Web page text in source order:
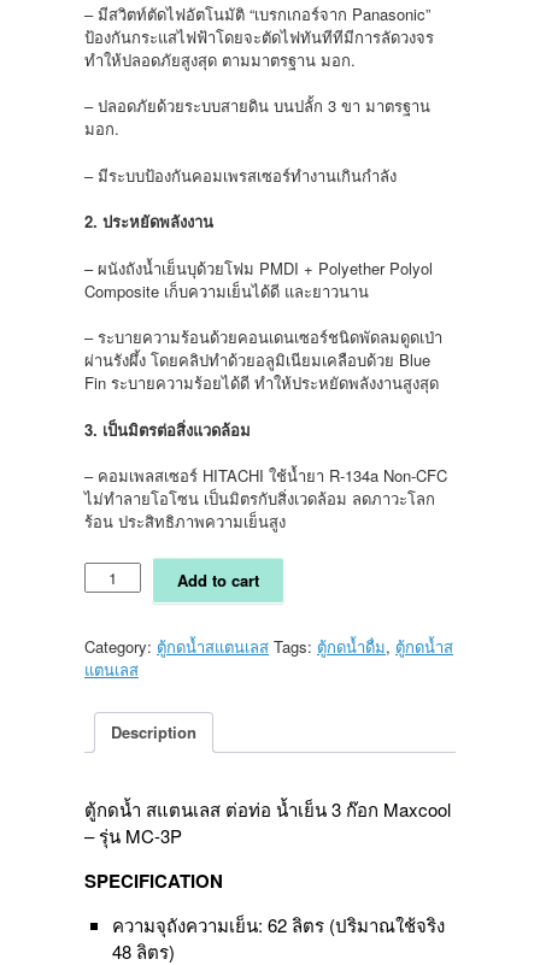
– มีสวิตท์ตัดไฟอัตโนมัติ “เบรกเกอร์จาก Panasonic”
ป้องกันกระแสไฟฟ้าโดยจะตัดไฟทันทีทีมีการลัดวงจร
ทำให้ปลอดภัยสูงสุด ตามมาตรฐาน มอก.
– ปลอดภัยด้วยระบบสายดิน บนปลั้ก 3 ขา มาตรฐาน
มอก.
– มีระบบป้องกันคอมเพรสเซอร์ทำงานเกินกำลัง
2. ประหยัดพลังงาน
– ผนังถังน้ำเย็นบุด้วยโฟม PMDI + Polyether Polyol
Composite เก็บความเย็นได้ดี และยาวนาน
– ระบายความร้อนด้วยคอนเดนเซอร์ชนิดพัดลมดูดเป่า
ผ่านรังผึ้ง โดยคลิปทำด้วยอลูมิเนียมเคลือบด้วย Blue
Fin ระบายความร้อยได้ดี ทำให้ประหยัดพลังงานสูงสุด
3. เป็นมิตรต่อสิ่งแวดล้อม
– คอมเพลสเซอร์ HITACHI ใช้น้ำยา R-134a Non-CFC
ไม่ทำลายโอโซน เป็นมิตรกับสิ่งเวดล้อม ลดภาวะโลก
ร้อน ประสิทธิภาพความเย็นสูง
ตู้
กด
แตน
เลส
น้ำ
ก๊อก
Maxcool
รุ่น
3P
quantity
Add to cart
Category: ตู้กดน้ำสแตนเลส Tags: ตู้กดน้ำดื่ม, ตู้กดน้ำส
แตนเลส
Description
ตู้กดน้ำ สแตนเลส ต่อท่อ น้ำเย็น 3 ก๊อก Maxcool
– รุ่น MC-3P
SPECIFICATION
ความจุถังความเย็น: 62 ลิตร (ปริมาณใช้จริง
48 ลิตร)